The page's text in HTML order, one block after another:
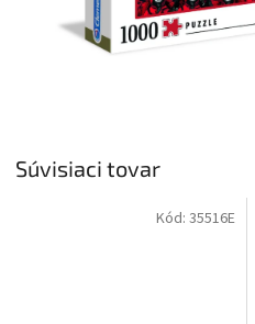
Súvisiaci tovar
Kód: 35516E